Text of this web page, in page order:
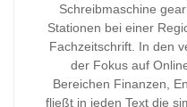
Schreibmaschine
Stationen bei einer
Fachzeitschrift. In den
der Fokus auf
Bereichen Finanzen,
fließt in jeden Text die